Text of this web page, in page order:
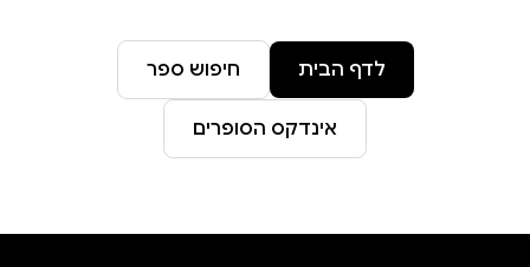
לדף הבית חיפוש ספר
אינדקס הסופרים